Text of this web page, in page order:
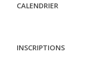
CALENDRIER
INSCRIPTIONS